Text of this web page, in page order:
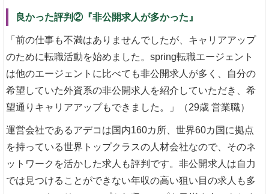
良かった評判②『非公開求人が多かった』
「前の仕事も不満はありませんでしたが、キャリアアップ
のために転職活動を始めました。spring転職エージェント
は他のエージェントに比べても非公開求人が多く、自分の
希望していた外資系の非公開求人を紹介していただき、希
望通りキャリアアップもできました。」（29歳 営業職）
運営会社であるアデコは国内160カ所、世界60カ国に拠点
を持っている世界トップクラスの人材会社なので、そのネ
ットワークを活かした求人も評判です。非公開求人は自力
では見つけることができない年収の高い狙い目の求人も多